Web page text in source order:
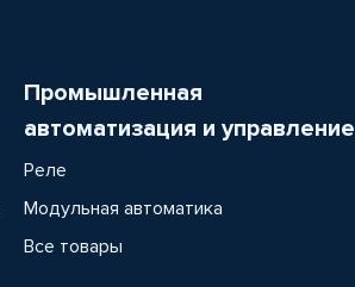
Промышленная
автоматизация и управление
Реле
Модульная автоматика
Все товары